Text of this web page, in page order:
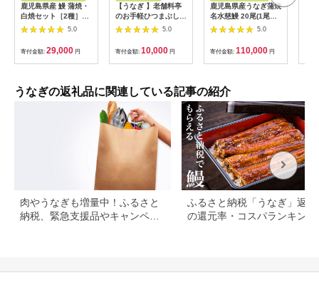
鹿児島県産 鰻 蒲焼・
白焼セット［2種］う
なぎ専門店「万のせ」
加工品 詰め合わせ 詰
合わ ギフト 贈答 贈り
物 手土産 御祝 お祝い
鹿児島うなぎ 鰻 ウナ
の日 蒲焼き 白焼き う
な重 たれ だし 山椒
5.0
寄付金額: 29,000 円
【うなぎ 】老舗料亭
のお手軽ひつまぶし
国産 鰻 ごはん たれ
出汁つき 冷蔵便 1人
分 国産鰻 国産うなぎ
うな重 ひつまぶし 冷
蔵 ギフト プレゼント
るだけ 10000円 1万
円 料理店 玉子屋別館
玉辰楼 岐阜県 大垣市
5.0
寄付金額: 10,000 円
鹿児島県産うなぎ蒲焼
名水慈鰻 20尾(1尾約
160g)＜計約3.2kg＞
5.0
寄付金額: 110,000 円
うなぎの返礼品に関連している記事の紹介
肉やうなぎも増量中！ふるさと
納税、緊急支援品やキャンペー
ふるさと納税「うなぎ」返礼
の還元率・コスパランキング